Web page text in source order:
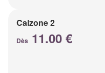
Calzone 2
Dès 11.00 €